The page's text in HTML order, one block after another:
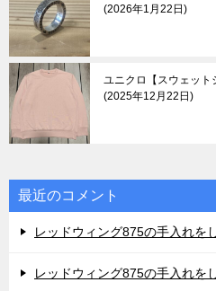
2026年1月22日
ユニクロ【スウェット
2025年12月22日
最近のコメント
レッドウィング875の手入れを
レッドウィング875の手入れを